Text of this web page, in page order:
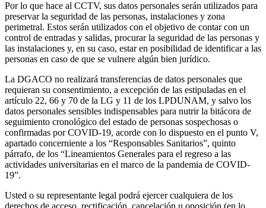
Por lo que hace al CCTV, sus datos personales serán utilizados para
preservar la seguridad de las personas, instalaciones y zona
perimetral. Estos serán utilizados con el objetivo de contar con un
control de entradas y salidas, procurar la seguridad de las personas y
las instalaciones y, en su caso, estar en posibilidad de identificar a las
personas en caso de que se vulnere algún bien jurídico.
La DGACO no realizará transferencias de datos personales que
requieran su consentimiento, a excepción de las estipuladas en el
artículo 22, 66 y 70 de la LG y 11 de los LPDUNAM, y salvo los
datos personales sensibles indispensables para nutrir la bitácora de
seguimiento cronológico del estado de personas sospechosas o
confirmadas por COVID-19, acorde con lo dispuesto en el punto V,
apartado concerniente a los “Responsables Sanitarios”, quinto
párrafo, de los “Lineamientos Generales para el regreso a las
actividades universitarias en el marco de la pandemia de COVID-
19”.
Usted o su representante legal podrá ejercer cualquiera de los